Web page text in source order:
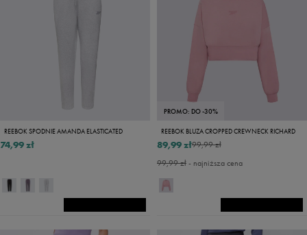
REEBOK SPODNIE AMANDA ELASTICATED
74,99 zł
PROMO: DO -30%
REEBOK BLUZA CROPPED CREWNECK RICHARD
99,99 zł
89,99 zł
99,99 zł- najniższa cena